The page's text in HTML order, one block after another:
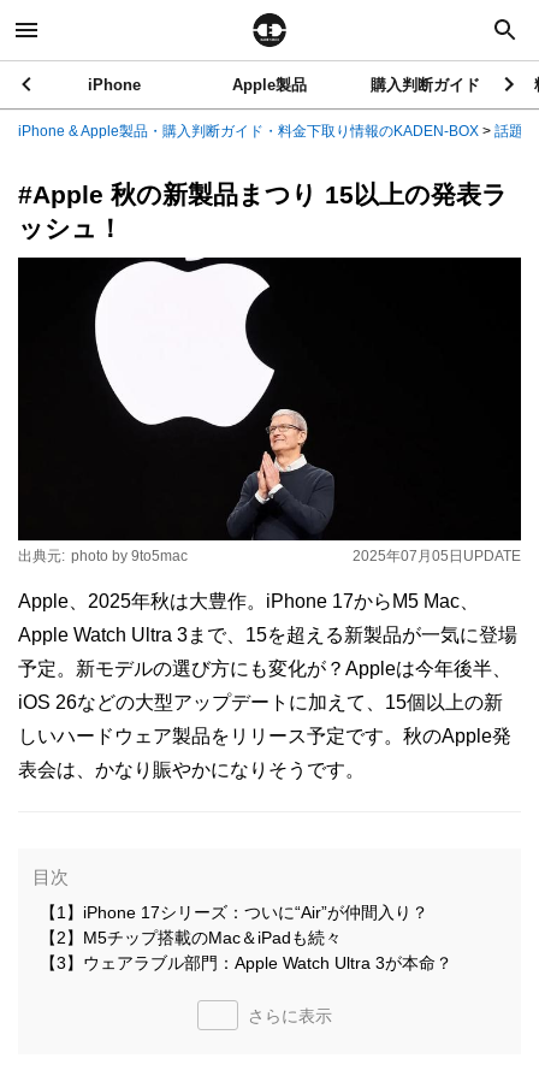
iPhone Apple製品 購入判断ガイド
iPhone & Apple製品・購入判断ガイド・料金下取り情報のKADEN-BOX > 話題
#Apple 秋の新製品まつり 15以上の発表ラ
ッシュ！
2025年07月05日 UPDATE
出典元: photo by 9to5mac
Apple、2025年秋は大豊作。iPhone 17からM5 Mac、
Apple Watch Ultra 3まで、15を超える新製品が一気に登場
予定。新モデルの選び方にも変化が？Appleは今年後半、
iOS 26などの大型アップデートに加えて、15個以上の新
しいハードウェア製品をリリース予定です。秋のApple発
表会は、かなり賑やかになりそうです。
目次
【1】iPhone 17シリーズ：ついに“Air”が仲間入り？
【2】M5チップ搭載のMac＆iPadも続々
【3】ウェアラブル部門：Apple Watch Ultra 3が本命？
さらに表示